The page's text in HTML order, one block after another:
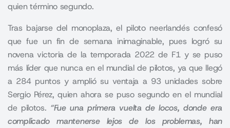
quien término segundo.
Tras bajarse del monoplaza, el piloto neerlandés confesó
que fue un fin de semana inimaginable, pues logró su
novena victoria de la temporada 2022 de F1 y se puso
más líder que nunca en el mundial de pilotos, ya que llegó
a 284 puntos y amplió su ventaja a 93 unidades sobre
Sergio Pérez, quien ahora se puso segundo en el mundial
de pilotos. “Fue una primera vuelta de locos, donde era
complicado mantenerse lejos de los problemas, han